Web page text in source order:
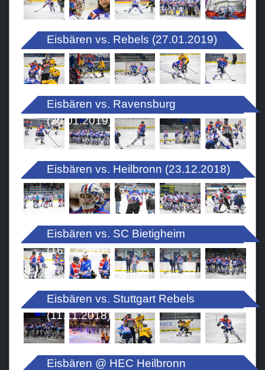
Eisbären vs. Rebels (27.01.2019)
Eisbären vs. Ravensburg
(20.01.2019)
Eisbären vs. Heilbronn (23.12.2018)
Eisbären vs. SC Bietigheim
(16.12.2018)
Eisbären vs. Stuttgart Rebels
(11.11.2018)
Eisbären @ HEC Heilbronn